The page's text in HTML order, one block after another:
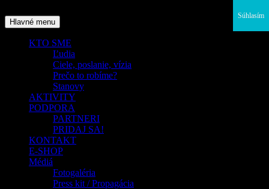
na
obsah
Hľadať
Hlavné menu
KTO SME
Ľudia
Ciele, poslanie, vízia
Prečo to robíme?
Stanovy
AKTIVITY
PODPORA
PARTNERI
PRIDAJ SA!
KONTAKT
E-SHOP
Médiá
Fotogaléria
Press kit / Propagácia
Súhlasím